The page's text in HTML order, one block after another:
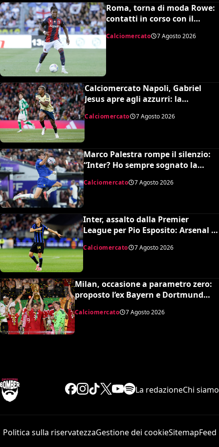
Roma, torna di moda Rowe:
contatti in corso con il
Bologna
Calciomercato 7 Agosto 2026
Calciomercato Napoli, Gabriel
Jesus apre agli azzurri: la
Calciomercato 7 Agosto 2026
Marco Palestra rompe il silenzio:
“Inter? Ho sempre sognato la
Premier League e il Chelsea”
Calciomercato 7 Agosto 2026
Inter, assalto dalla Premier
League per Pio Esposito: Arsenal e
Calciomercato 7 Agosto 2026
Milan, occasione a parametro zero:
proposto l’ex Bayern e Dortmund
Raphaël Guerreiro per il nuovo
modulo
Calciomercato 7 Agosto 2026
La redazioneChi siamo
Politica sulla riservatezzaGestione dei cookieSitemapFeed